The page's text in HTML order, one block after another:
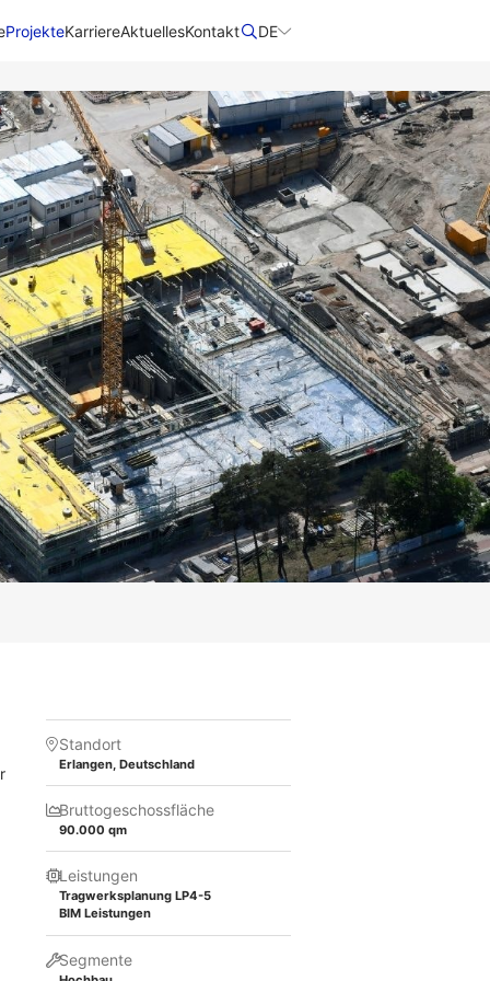
ProjekteKarriereAktuellesKontakt DE
Standort
Erlangen, Deutschland
Bruttogeschossfläche
90.000 qm
Leistungen
Tragwerksplanung LP4-5
BIM Leistungen
Segmente